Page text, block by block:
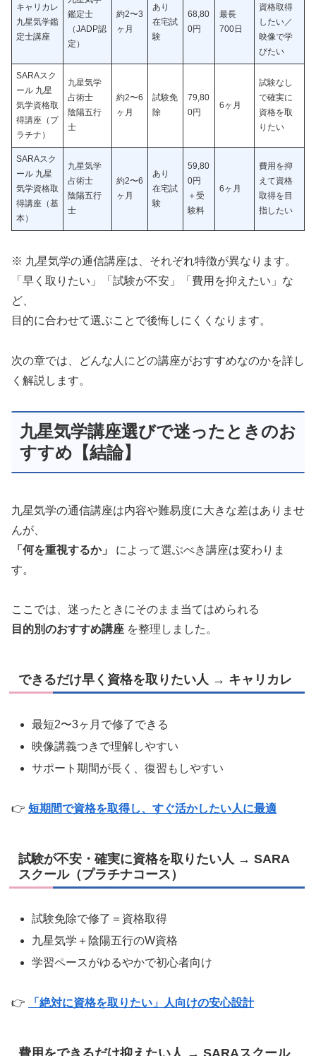
キャリカレ
九星気学鑑
定士講座
鑑定士
（JADP認
定）
約2〜3
ヶ月
あり
在宅試
験
68,80
0円
最長
700日
資格取得
したい／
映像で学
びたい
SARAスク
ール 九星
気学資格取
得講座（プ
ラチナ）
九星気学
占術士
陰陽五行
士
約2〜6
ヶ月
試験免
除
79,80
0円
6ヶ月
試験なし
で確実に
資格を取
りたい
SARAスク
ール 九星
気学資格取
得講座（基
本）
九星気学
占術士
陰陽五行
士
約2〜6
ヶ月
あり
在宅試
験
59,80
0円
＋受
験料
6ヶ月
費用を抑
えて資格
取得を目
指したい
※ 九星気学の通信講座は、それぞれ特徴が異なります。
「早く取りたい」「試験が不安」「費用を抑えたい」な
ど、
目的に合わせて選ぶことで後悔しにくくなります。
次の章では、どんな人にどの講座がおすすめなのかを詳し
く解説します。
九星気学講座選びで迷ったときのお
すすめ【結論】
九星気学の通信講座は内容や難易度に大きな差はありませ
んが、
「何を重視するか」
によって選ぶべき講座は変わりま
す。
ここでは、迷ったときにそのまま当てはめられる
目的別のおすすめ講座 を整理しました。
できるだけ早く資格を取りたい人 → キャリカレ
最短2〜3ヶ月で修了できる
映像講義つきで理解しやすい
サポート期間が長く、復習もしやすい
👉 短期間で資格を取得し、すぐ活かしたい人に最適
試験が不安・確実に資格を取りたい人 → SARA
スクール（プラチナコース）
試験免除で修了＝資格取得
九星気学＋陰陽五行のW資格
学習ペースがゆるやかで初心者向け
👉 「絶対に資格を取りたい」人向けの安心設計